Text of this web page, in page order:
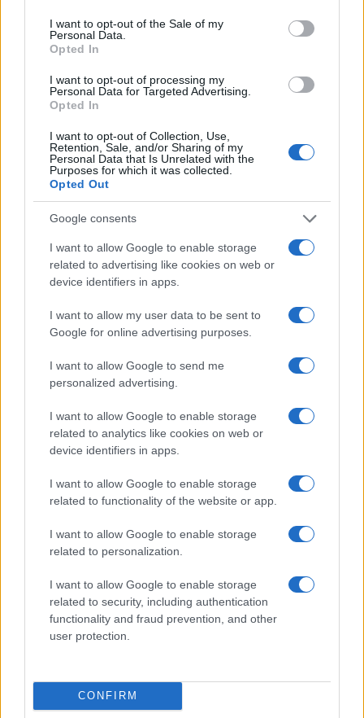
I want to opt-out of the Sale of my
Personal Data.
Opted In
I want to opt-out of processing my
Personal Data for Targeted Advertising.
Opted In
I want to opt-out of Collection, Use,
Retention, Sale, and/or Sharing of my
Personal Data that Is Unrelated with the
Purposes for which it was collected.
Opted Out
Google consents
I want to allow Google to enable storage
related to advertising like cookies on web or
device identifiers in apps.
I want to allow my user data to be sent to
Google for online advertising purposes.
I want to allow Google to send me
personalized advertising.
I want to allow Google to enable storage
related to analytics like cookies on web or
device identifiers in apps.
I want to allow Google to enable storage
related to functionality of the website or app.
I want to allow Google to enable storage
related to personalization.
I want to allow Google to enable storage
related to security, including authentication
functionality and fraud prevention, and other
user protection.
CONFIRM